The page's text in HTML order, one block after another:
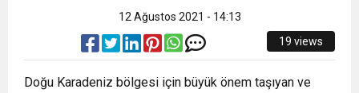
12 Ağustos 2021 - 14:13
19 views
Doğu Karadeniz bölgesi için büyük önem taşıyan ve